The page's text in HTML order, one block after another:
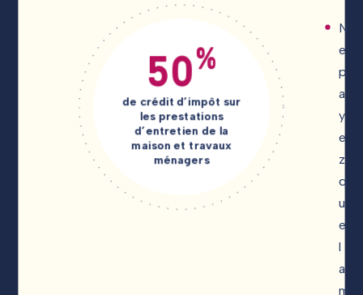
50%
de crédit d’impôt sur
les prestations
d’entretien de la
maison et travaux
ménagers
N
e
p
a
y
e
z
q
u
e
l
a
m